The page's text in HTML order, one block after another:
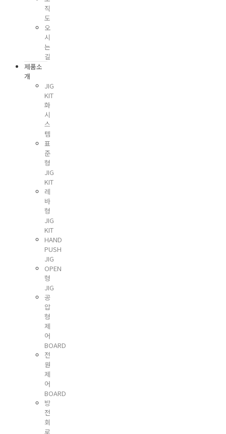
직
도
오
시
는
길
제품소
개
JIG
KIT
화
시
스
템
표
준
형
JIG
KIT
레
바
형
JIG
KIT
HAND
PUSH
JIG
OPEN
형
JIG
공
압
형
제
어
BOARD
전
원
제
어
BOARD
방
전
회
로